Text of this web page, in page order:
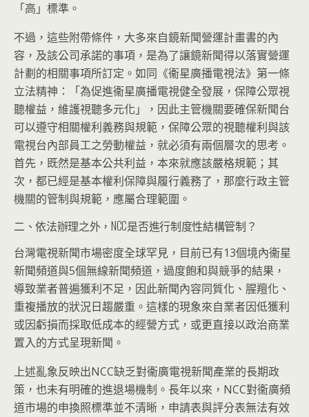
「高」標準。
不過，這些附帶條件，大多來自鏡新聞營運計畫書的內
容，及該公司承諾的事項，是為了讓鏡新聞得以落實營運
計劃的相關事項所訂定。如同《衞星廣播電視法》第一條
立法精神：「為促進衞星廣播電視健全發展，保障公眾視
聽權益，維護視聽多元化」，因此主管機關要確保新聞台
可以遵守相關權利義務與規範，保障公眾的視聽權利與該
電視台內部員工之勞動權益，就必須有兩個層次的思考。
首先，既然是基本公共利益，本來就應該嚴格規範；其
次，都已經是基本權利保障與履行義務了，那麼行政主管
機關的管制與規範，應屬合理範圍。
二、依法辦理之外，NCC是否進行制度性結構管制？
台灣電視新聞市場密度全球罕見，目前已有13個境內衞星
新聞頻道與5個無線新聞頻道，過度飽和與競爭的結果，
導致業者普遍獲利不足，因此新聞內容同質化、腥羶化、
重複播放的狀況日趨嚴重。這樣的現象來自業者因低獲利
或因虧損而採取低成本的經營方式，或更直接以政治商業
置入的方式呈現新聞。
上述亂象反映出NCC缺乏對衞廣電視新聞產業的長期政
策，也未有明確的進退場機制。長年以來，NCC對衞廣頻
道市場的申換照標準並不清晰，申請表與評分表無法有效